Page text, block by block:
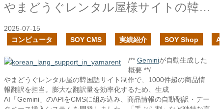
やまどうぐレンタル屋様サイトの韓国語サイトの制作で、生成AIを活用して編集作業を大幅に削減しました
2025-07-15
コンピュータ
SOY CMS 実績紹介 SOY Shop
/** Geminiが自動生成した
概要 **/
やまどうぐレンタル屋の韓国語サイト制作で、1000件超の商品情
報翻訳を担当。膨大な翻訳量を効率化するため、生成
AI「Gemini」のAPIをCMSに組み込み、商品情報の自動翻訳・デー